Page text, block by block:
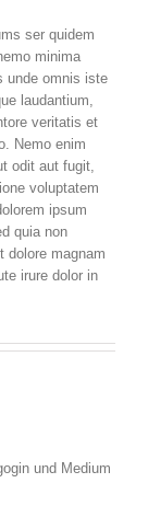
ser quidem
minima
unde omnis iste
laudantium,
veritatis et
Nemo enim
odit aut fugit,
voluptatem
ipsum
quia non
dolore magnam
irure dolor in
und Medium